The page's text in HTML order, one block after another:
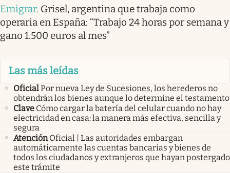
Emigrar. Grisel, argentina que trabaja como
operaria en España: “Trabajo 24 horas por semana y
gano 1.500 euros al mes”
Las más leídas
OficialPor nueva Ley de Sucesiones, los herederos no
obtendrán los bienes aunque lo determine el testamento
Clave Cómo cargar la batería del celular cuando no hay
electricidad en casa: la manera más efectiva, sencilla y
segura
Atención Oficial | Las autoridades embargan
automáticamente las cuentas bancarias y bienes de
todos los ciudadanos y extranjeros que hayan postergado
este trámite